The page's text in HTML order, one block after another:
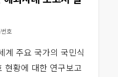
호
계 주요 국가의 국민식
현황에 대한 연구보고